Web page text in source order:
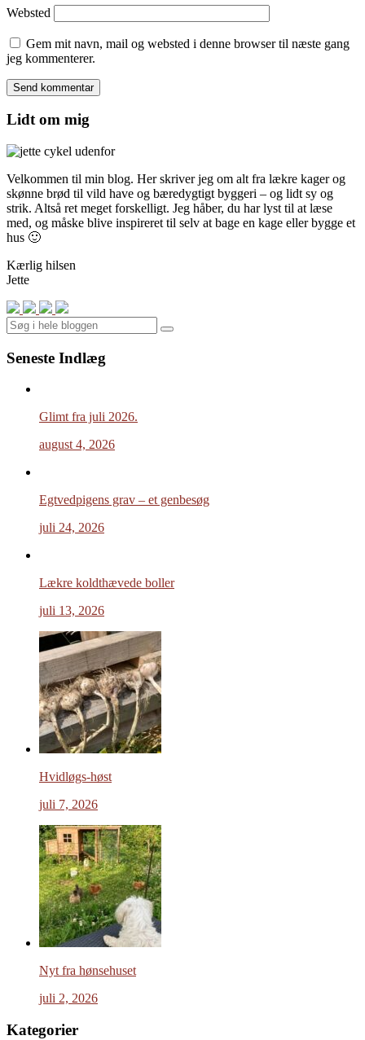
Websted
Gem mit navn, mail og websted i denne browser til næste gang
jeg kommenterer.
Lidt om mig
Velkommen til min blog. Her skriver jeg om alt fra lækre kager og
skønne brød til vild have og bæredygtigt byggeri – og lidt sy og
strik. Altså ret meget forskelligt. Jeg håber, du har lyst til at læse
med, og måske blive inspireret til selv at bage en kage eller bygge et
hus 🙂
Kærlig hilsen
Jette
Search
Seneste Indlæg
Glimt fra juli 2026.
august 4, 2026
Egtvedpigens grav – et genbesøg
juli 24, 2026
Lækre koldthævede boller
juli 13, 2026
Hvidløgs-høst
juli 7, 2026
Nyt fra hønsehuset
juli 2, 2026
Kategorier